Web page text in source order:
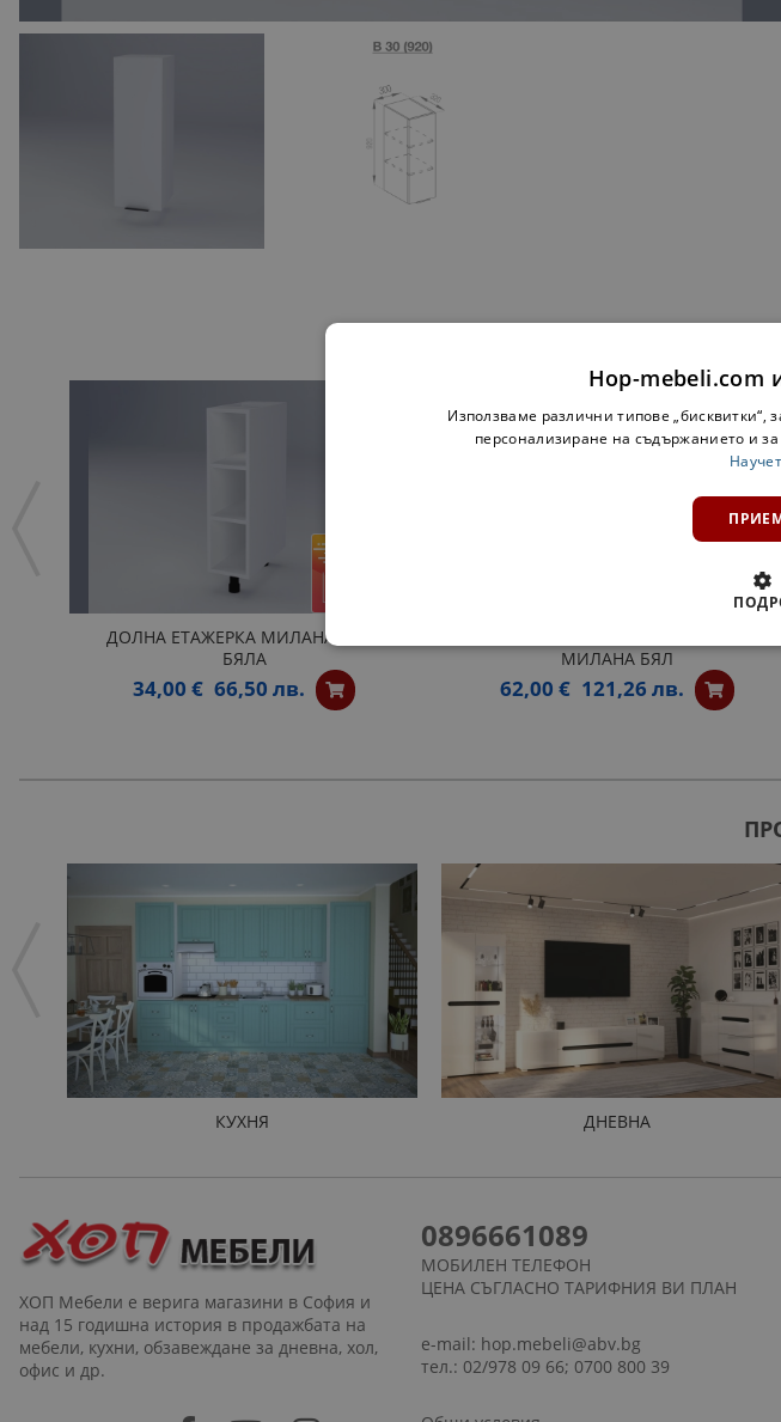
ДОЛНА ЕТАЖЕРКА МИЛАНА Н20П
БЯЛА
34,00 € 66,50 лв.
МИЛАНА БЯЛ
62,00 € 121,26 лв.
КУХНЯ ДНЕВНА
ХОП Мебели е верига магазини в София и
над 15 годишна история в продажбата на
мебели, кухни, обзавеждане за дневна, хол,
офис и др.
0896661089
МОБИЛЕН ТЕЛЕФОН
ЦЕНА СЪГЛАСНО ТАРИФНИЯ ВИ ПЛАН
e-mail: hop.mebeli@abv.bg
тел.: 02/978 09 66; 0700 800 39
Hop-mebeli.com
Използваме различни типове
персонализиране на съдържанието и